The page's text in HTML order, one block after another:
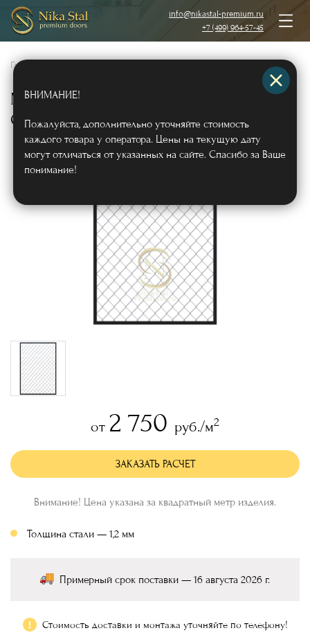
info@nikastal-premium.ru
+7 (499) 964-57-45
Главная
Металлическая сварная решетка
СВ-18Арт366
от 2 750 руб./м2
ЗАКАЗАТЬ РАСЧЕТ
Внимание! Цена указана за квадратный метр изделия.
Толщина стали — 1,2 мм
Примерный срок поставки — 16 августа 2026 г.
Стоимость доставки и монтажа уточняйте по телефону!
ВНИМАНИЕ!
Пожалуйста, дополнительно уточняйте стоимость
каждого товара у оператора. Цены на текущую дату
могут отличаться от указанных на сайте. Спасибо за Ваше
понимание!